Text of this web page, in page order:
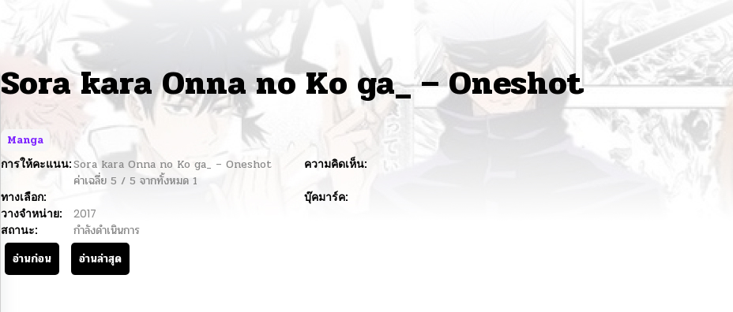
Sora kara Onna no Ko ga_ – Oneshot
Manga
การให้คะแนน:Sora kara Onna no Ko ga_ – Oneshot
ค่าเฉลี่ย 5 / 5 จากทั้งหมด 1
ความคิดเห็น:
ทางเลือก:
บุ๊คมาร์ค:
วางจำหน่าย:
2017
สถานะ:
กำลังดำเนินการ
อ่านก่อน
อ่านล่าสุด